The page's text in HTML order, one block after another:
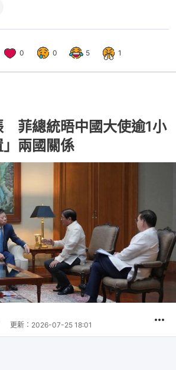
0 0 5 1
菲總統晤中國大使逾1小
兩國關係
更新： 2026-07-25 18:01